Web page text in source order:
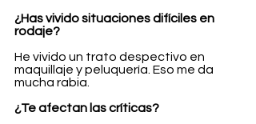
¿Has vivido situaciones difíciles en
rodaje?
He vivido un trato despectivo en
maquillaje y peluquería. Eso me da
mucha rabia.
¿Te afectan las críticas?